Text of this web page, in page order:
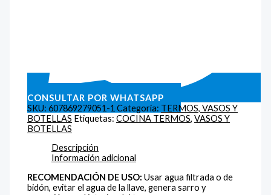
CONSULTAR POR WHATSAPP
SKU:607869279051-1 Categoría: TERMOS, VASOS Y
BOTELLAS Etiquetas:COCINA TERMOS,VASOS Y
BOTELLAS
Descripción
Información adicional
RECOMENDACIÓN DE USO:Usar agua filtrada o de
bidón, evitar el agua de la llave, genera sarro y